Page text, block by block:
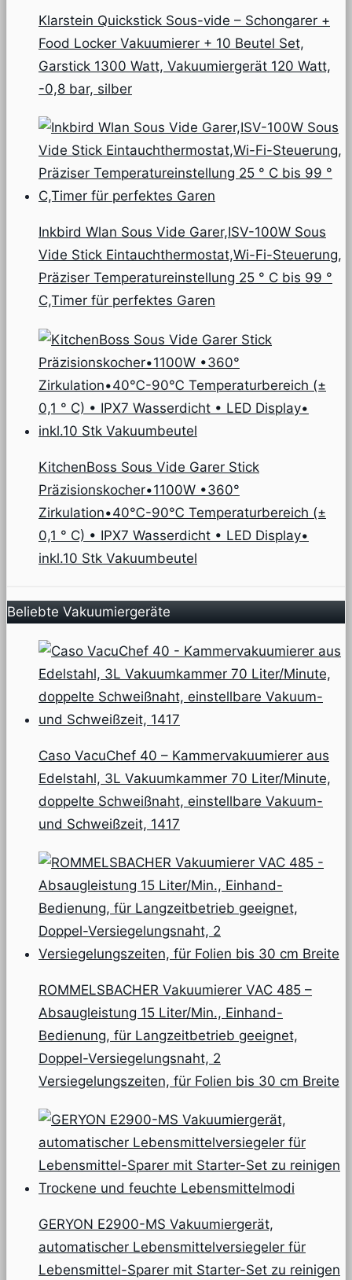
Klarstein Quickstick Sous-vide – Schongarer +
Food Locker Vakuumierer + 10 Beutel Set,
Garstick 1300 Watt, Vakuumiergerät 120 Watt,
-0,8 bar, silber
Inkbird Wlan Sous Vide Garer,ISV-100W Sous
Vide Stick Eintauchthermostat,Wi-Fi-Steuerung,
Präziser Temperatureinstellung 25 ° C bis 99 °
C,Timer für perfektes Garen
KitchenBoss Sous Vide Garer Stick
Präzisionskocher•1100W •360°
Zirkulation•40℃-90℃ Temperaturbereich (±
0,1 ° C) • IPX7 Wasserdicht • LED Display•
inkl.10 Stk Vakuumbeutel
Beliebte Vakuumiergeräte
Caso VacuChef 40 – Kammervakuumierer aus
Edelstahl, 3L Vakuumkammer 70 Liter/Minute,
doppelte Schweißnaht, einstellbare Vakuum-
und Schweißzeit, 1417
ROMMELSBACHER Vakuumierer VAC 485 –
Absaugleistung 15 Liter/Min., Einhand-
Bedienung, für Langzeitbetrieb geeignet,
Doppel-Versiegelungsnaht, 2
Versiegelungszeiten, für Folien bis 30 cm Breite
GERYON E2900-MS Vakuumiergerät,
automatischer Lebensmittelversiegeler für
Lebensmittel-Sparer mit Starter-Set zu reinigen